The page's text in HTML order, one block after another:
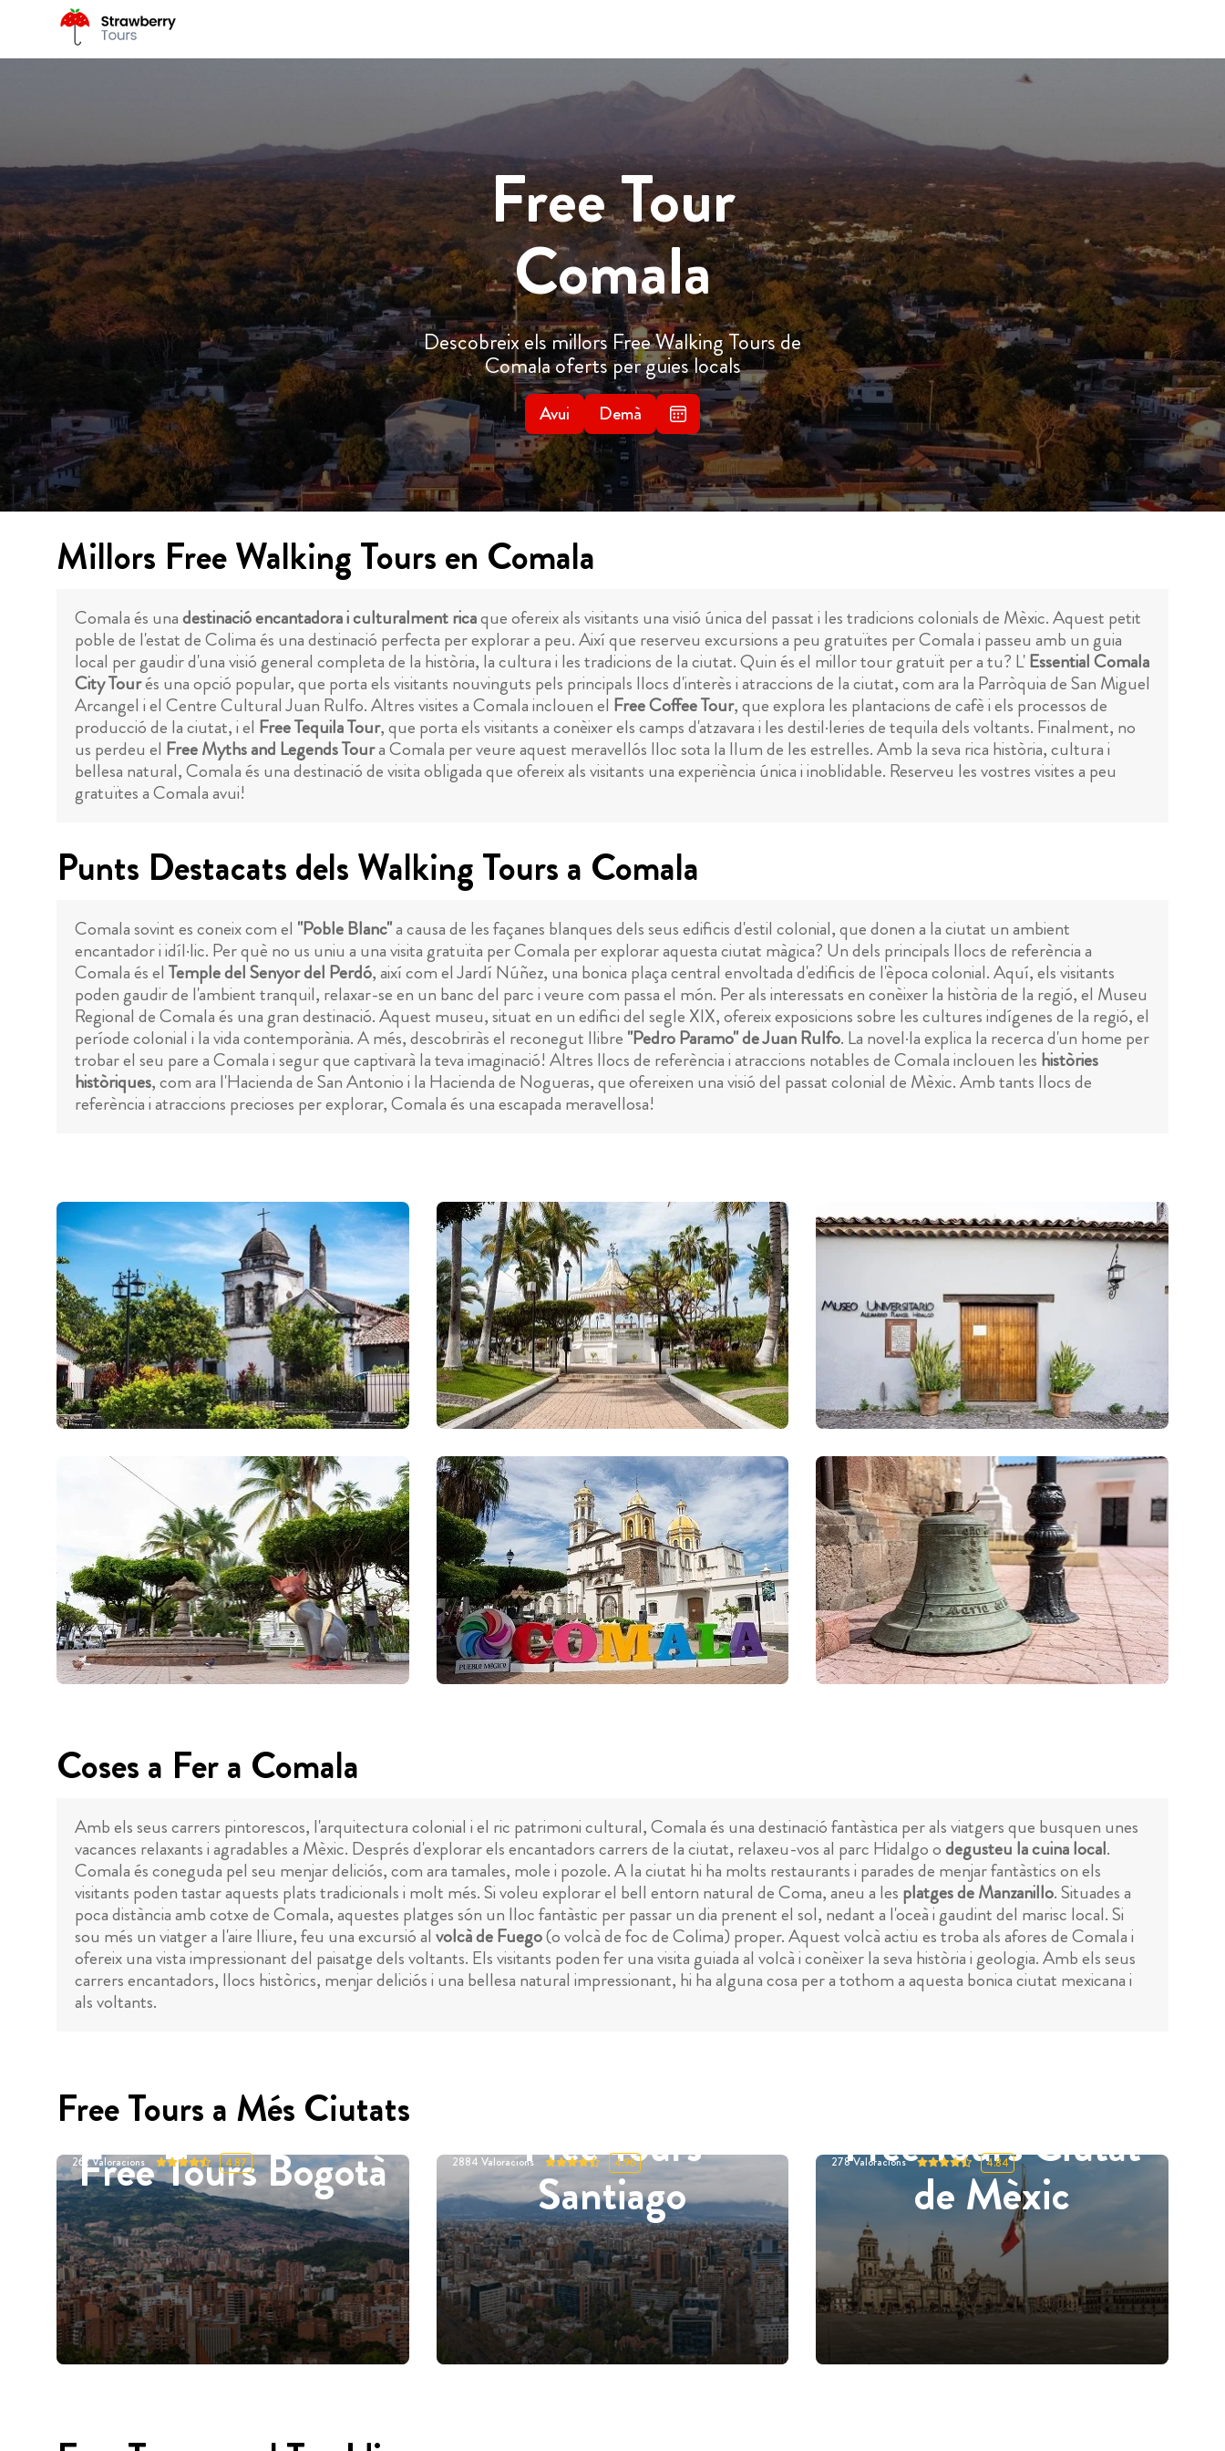
Free Tour
Comala
Descobreix els millors Free Walking Tours de
Comala oferts per guies locals
Avui Demà
Millors Free Walking Tours en Comala
Comala és unadestinació encantadora i culturalment ricaque ofereix als visitants una visió única del passat i les tradicions colonials de Mèxic. Aquest petit
poble de l'estat de Colima és una destinació perfecta per explorar a peu. Així que reserveu excursions a peu gratuïtes per Comala i passeu amb un guia
local per gaudir d'una visió general completa de la història, la cultura i les tradicions de la ciutat. Quin és el millor tour gratuït per a tu? L'Essential Comala
City Tourés una opció popular, que porta els visitants nouvinguts pels principals llocs d'interès i atraccions de la ciutat, com ara la Parròquia de San Miguel
Arcangel i el Centre Cultural Juan Rulfo. Altres visites a Comala inclouen el Free Coffee Tour, que explora les plantacions de cafè i els processos de
producció de la ciutat, i el Free Tequila Tour, que porta els visitants a conèixer els camps d'atzavara i les destil·leries de tequila dels voltants. Finalment, no
us perdeu el Free Myths and Legends Toura Comala per veure aquest meravellós lloc sota la llum de les estrelles. Amb la seva rica història, cultura i
bellesa natural, Comala és una destinació de visita obligada que ofereix als visitants una experiència única i inoblidable. Reserveu les vostres visites a peu
gratuïtes a Comala avui!
Punts Destacats dels Walking Tours a Comala
Comala sovint es coneix com el "Poble Blanc"a causa de les façanes blanques dels seus edificis d'estil colonial, que donen a la ciutat un ambient
encantador i idíl·lic. Per què no us uniu a una visita gratuïta per Comala per explorar aquesta ciutat màgica? Un dels principals llocs de referència a
Comala és el Temple del Senyor del Perdó, així com el Jardí Núñez, una bonica plaça central envoltada d'edificis de l'època colonial. Aquí, els visitants
poden gaudir de l'ambient tranquil, relaxar-se en un banc del parc i veure com passa el món. Per als interessats en conèixer la història de la regió, el Museu
Regional de Comala és una gran destinació. Aquest museu, situat en un edifici del segle XIX, ofereix exposicions sobre les cultures indígenes de la regió, el
període colonial i la vida contemporània. A més, descobriràs el reconegut llibre "Pedro Paramo" de Juan Rulfo. La novel·la explica la recerca d'un home per
trobar el seu pare a Comala i segur que captivarà la teva imaginació! Altres llocs de referència i atraccions notables de Comala inclouen les històries
històriques, com ara l'Hacienda de San Antonio i la Hacienda de Nogueras, que ofereixen una visió del passat colonial de Mèxic. Amb tants llocs de
referència i atraccions precioses per explorar, Comala és una escapada meravellosa!
Coses a Fer a Comala
Amb els seus carrers pintorescos, l'arquitectura colonial i el ric patrimoni cultural, Comala és una destinació fantàstica per als viatgers que busquen unes
vacances relaxants i agradables a Mèxic. Després d'explorar els encantadors carrers de la ciutat, relaxeu-vos al parc Hidalgo odegusteu la cuina local.
Comala és coneguda pel seu menjar deliciós, com ara tamales, mole i pozole. A la ciutat hi ha molts restaurants i parades de menjar fantàstics on els
visitants poden tastar aquests plats tradicionals i molt més. Si voleu explorar el bell entorn natural de Coma, aneu a les platges de Manzanillo. Situades a
poca distància amb cotxe de Comala, aquestes platges són un lloc fantàstic per passar un dia prenent el sol, nedant a l'oceà i gaudint del marisc local. Si
sou més un viatger a l'aire lliure, feu una excursió al volcà de Fuego(o volcà de foc de Colima) proper. Aquest volcà actiu es troba als afores de Comala i
ofereix una vista impressionant del paisatge dels voltants. Els visitants poden fer una visita guiada al volcà i conèixer la seva història i geologia. Amb els seus
carrers encantadors, llocs històrics, menjar deliciós i una bellesa natural impressionant, hi ha alguna cosa per a tothom a aquesta bonica ciutat mexicana i
als voltants.
Free Tours a Més Ciutats
Free Tours Bogotà
262Valoracions 4.87 Free Tours
Santiago
2884 Valoracions 4.96 Free Tours Ciutat
de Mèxic
278Valoracions 4.84